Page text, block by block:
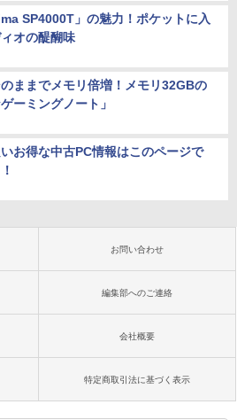
SP4000T」の魅力！ポケットに入
オの醍醐味
ままでメモリ倍増！メモリ32GBの
ゲーミングノート」
お得な中古PC情報はこのページで
お問い合わせ
編集部へのご連絡
会社概要
特定商取引法に基づく表示